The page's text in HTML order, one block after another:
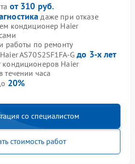
от 310 руб.
даже при отказе
кондиционер Haier
работы по ремонту
AS70S2SF1FA-Gдо 3-х лет
Haier
течении часа
20%
со специалистом
стоимость работ